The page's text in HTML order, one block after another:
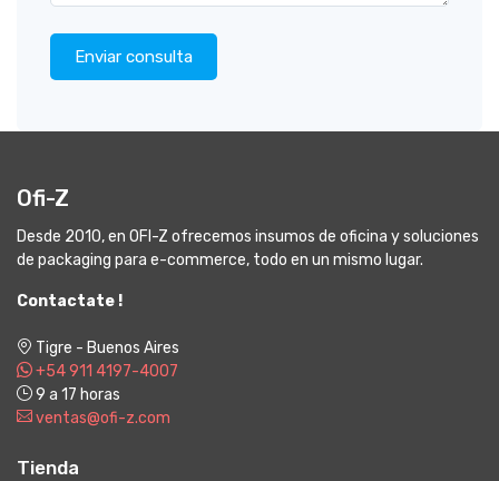
Enviar consulta
Ofi-Z
Desde 2010, en OFI-Z ofrecemos insumos de oficina y soluciones
de packaging para e-commerce, todo en un mismo lugar.
Contactate !
Tigre - Buenos Aires
+54 911 4197-4007
9 a 17 horas
ventas@ofi-z.com
Tienda